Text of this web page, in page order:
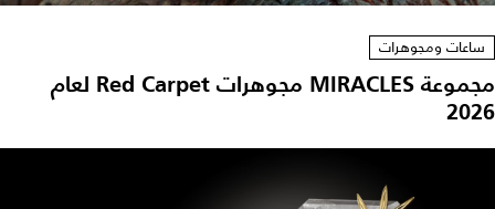
ساعات ومجوهرات
مجموعة MIRACLES مجوهرات Red Carpet لعام
2026